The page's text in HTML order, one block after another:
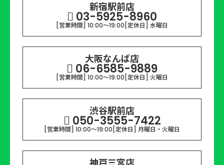
新宿駅前店
03-5925-8960
[営業時間] 10:00～19:00 [定休日] 水曜日
大阪なんば店
06-6585-9889
[営業時間] 10:00～19:00 [定休日] 火曜日
渋谷駅前店
050-3555-7422
[営業時間] 10:00～19:00 [定休日] 月曜日・火曜日